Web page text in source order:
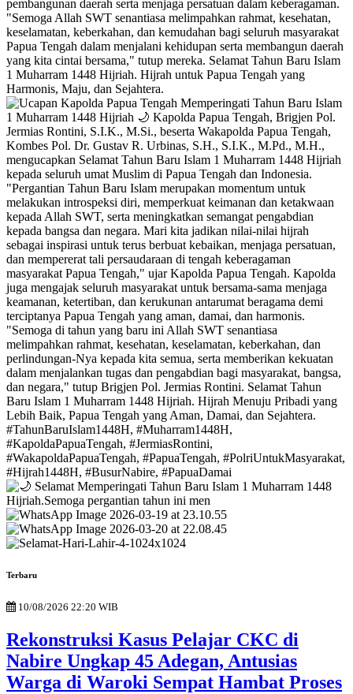
Terbaru
10/08/2026 22:20 WIB
Rekonstruksi Kasus Pelajar CKC di
Nabire Ungkap 45 Adegan, Antusias
Warga di Waroki Sempat Hambat Proses